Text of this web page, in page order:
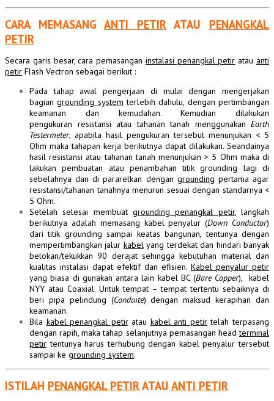
CARA MEMASANG ANTI PETIR ATAU
PENANGKAL
PETIR
Secara garis besar, cara pemasangan instalasi penangkalpetir atau anti
petir Flash Vectron sebagai berikut :
Pada tahap awal pengerjaan di mulai dengan mengerjakan
bagiangrounding system terlebih dahulu, dengan pertimbangan
keamanan dan kemudahan. Kemudian dilakukan
pengukuran resistansi atau tahanan tanah menggunakan Earth
Testermeter, apabila hasil pengukuran tersebut menunjukan < 5
Ohm maka tahapan kerja berikutnya dapat dilakukan. Seandainya
hasil resistansi atau tahanan tanah menunjukan > 5 Ohm maka di
lakukan pembuatan atau penambahan titik grounding lagi di
sebelahnya dan di pararelkan dengan grounding pertama agar
resistansi/tahanan tanahnya menurun sesuai dengan standarnya <
5 Ohm.
Setelah selesai membuat grounding penangkal petir, langkah
berikutnya adalah memasang kabelpenyalur (Down Conductor)
dari titik grounding sampai keatas bangunan, tentunya dengan
mempertimbangkan jalur kabelyang terdekat dan hindari banyak
belokan/tekukkan 90 derajat sehingga kebutuhan material dan
kualitas instalasi dapat efektif dan efisien. Kabel penyalur petir
yang biasa di gunakan antara lain kabel BC (Bare Copper), kabel
NYY atau Coaxial. Untuk tempat – tempat tertentu sebaiknya di
beri pipa pelindung (Conduite) dengan maksud kerapihan dan
keamanan.
Bila kabel penangkal petiratau kabel anti petirtelah terpasang
dengan rapih, maka tahap selanjutnya pemasangan headterminal
petir tentunya harus terhubung dengan kabel penyalur tersebut
sampai ke grounding system.
ISTILAH PENANGKAL PETIRATAU ANTI PETIR